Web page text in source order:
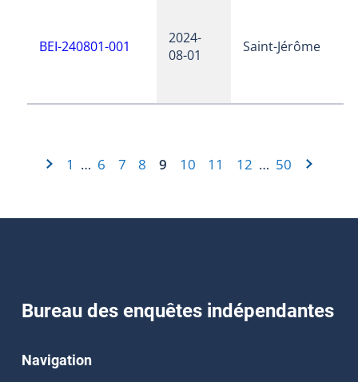
BEI-240801-001
2024-
08-01
Saint-Jérôme
1 … 6 7 8 9 10 11 12 … 50
Bureau des enquêtes indépendantes
Navigation